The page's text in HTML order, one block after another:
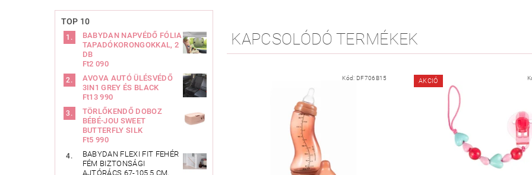
TOP 10
BABYDAN NAPVÉDŐ FÓLIA
TAPADÓKORONGOKKAL, 2
DB
Ft2 090
AVOVA AUTÓ ÜLÉSVÉDŐ
3IN1 GREY ÉS BLACK
Ft13 990
TÖRLŐKENDŐ DOBOZ
BÉBÉ-JOU SWEET
BUTTERFLY SILK
Ft5 990
BABYDAN FLEXI FIT FEHÉR
FÉM BIZTONSÁGI
AJTÓRÁCS 67-105,5 CM,
KAPCSOLÓDÓ TERMÉKEK
Kód: DF706B15 AKCIÓ